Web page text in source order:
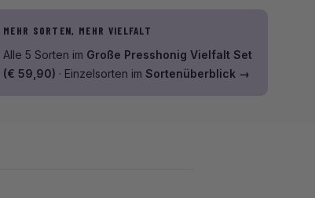
MEHR SORTEN, MEHR VIELFALT
Alle 5 Sorten im Große Presshonig Vielfalt Set
(€ 59,90) · Einzelsorten im Sortenüberblick →